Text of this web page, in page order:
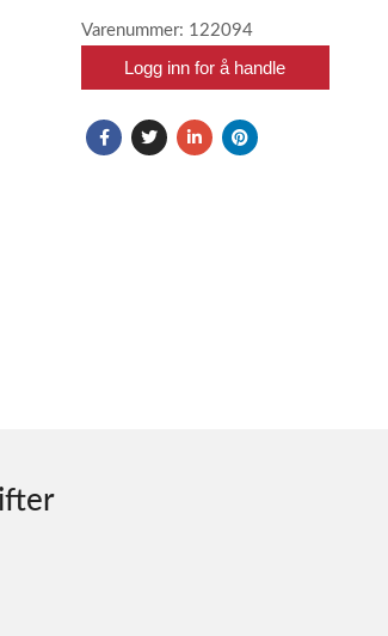
Varenummer: 122094
Logg inn for å handle